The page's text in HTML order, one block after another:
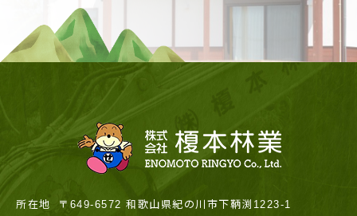
所在地 〒649-6572 和歌山県紀の川市下鞆渕1223-1